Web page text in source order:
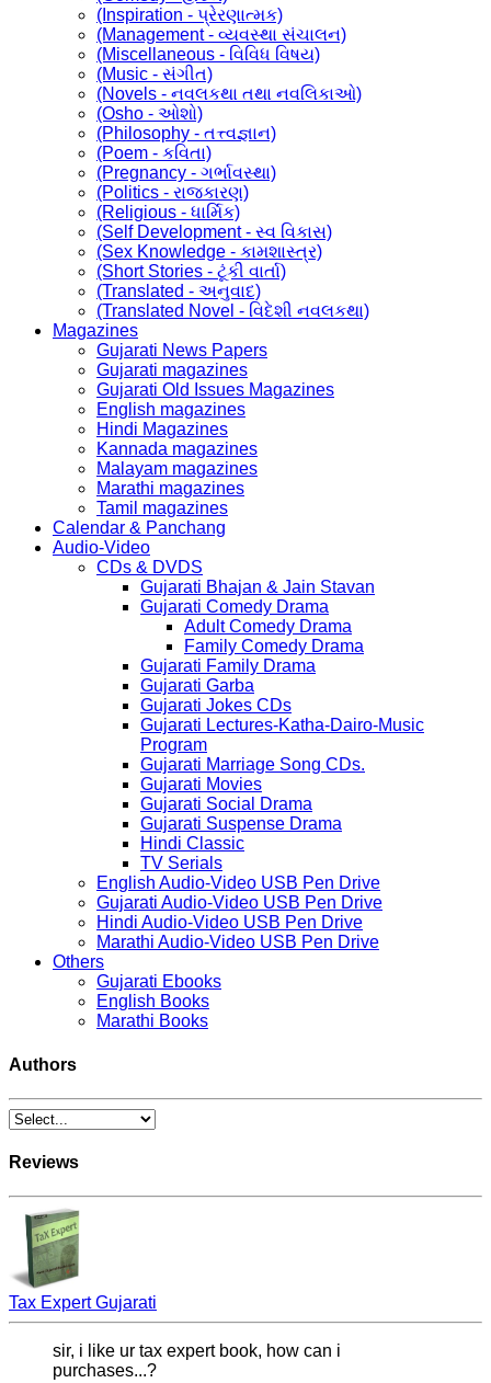
(Inspiration - પ્રેરણાત્મક)
(Management - વ્યવસ્થા સંચાલન)
(Miscellaneous - વિવિધ વિષય)
(Music - સંગીત)
(Novels - નવલકથા તથા નવલિકાઓ)
(Osho - ઓશો)
(Philosophy - તત્ત્વજ્ઞાન)
(Poem - કવિતા)
(Pregnancy - ગર્ભાવસ્થા)
(Politics - રાજકારણ)
(Religious - ધાર્મિક)
(Self Development - સ્વ વિકાસ)
(Sex Knowledge - કામશાસ્ત્ર)
(Short Stories - ટૂંકી વાર્તા)
(Translated - અનુવાદ)
(Translated Novel - વિદેશી નવલકથા)
Magazines
Gujarati News Papers
Gujarati magazines
Gujarati Old Issues Magazines
English magazines
Hindi Magazines
Kannada magazines
Malayam magazines
Marathi magazines
Tamil magazines
Calendar & Panchang
Audio-Video
CDs & DVDS
Gujarati Bhajan & Jain Stavan
Gujarati Comedy Drama
Adult Comedy Drama
Family Comedy Drama
Gujarati Family Drama
Gujarati Garba
Gujarati Jokes CDs
Gujarati Lectures-Katha-Dairo-Music
Program
Gujarati Marriage Song CDs.
Gujarati Movies
Gujarati Social Drama
Gujarati Suspense Drama
Hindi Classic
TV Serials
English Audio-Video USB Pen Drive
Gujarati Audio-Video USB Pen Drive
Hindi Audio-Video USB Pen Drive
Marathi Audio-Video USB Pen Drive
Others
Gujarati Ebooks
English Books
Marathi Books
Authors
Reviews
Tax Expert Gujarati
sir, i like ur tax expert book, how can i
purchases...?